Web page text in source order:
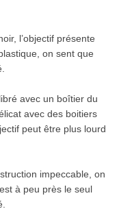
l’objectif présente
on sent que
avec un boîtier du
avec des boitiers
peut être plus lourd
impeccable, on
à peu près le seul